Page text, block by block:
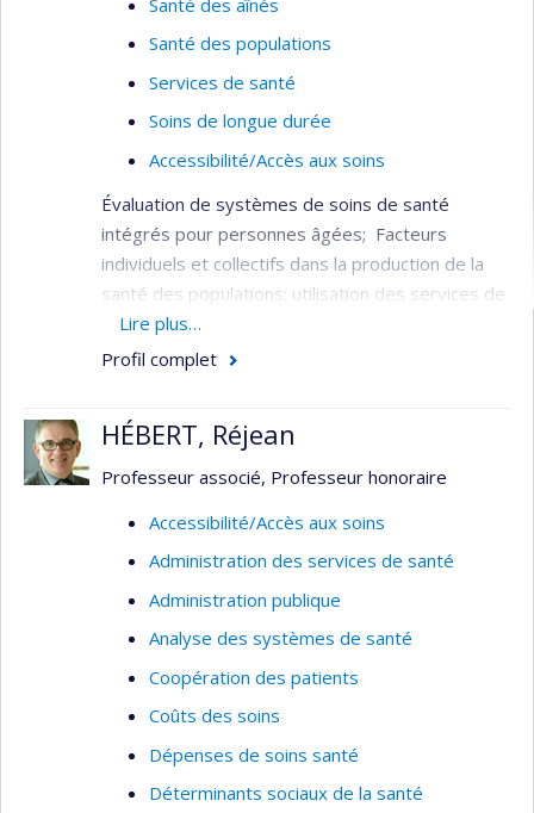
Santé des populations
Services de santé
Soins de longue durée
Accessibilité/Accès aux soins
Évaluation de systèmes de soins de santé
intégrés pour personnes âgées; Facteurs
individuels et collectifs dans la production de la
santé des populations: utilisation des services de
santé, services aux personnes âgées,
financement du système de santé, fragilité chez
Il a été l’un des principaux responsables de la
conception, de l’implantation et de l’évaluation du
projet de démonstration d’un système intégré
de services pour les personnes âgées (SIPA).
Lire plus…
Profil complet
HÉBERT, Réjean
Professeur associé, Professeur honoraire
Accessibilité/Accès aux soins
Administration des services de santé
Administration publique
Analyse des systèmes de santé
Coopération des patients
Coûts des soins
Dépenses de soins santé
Déterminants sociaux de la santé